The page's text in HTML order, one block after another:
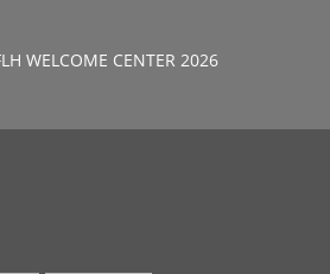
WELCOME CENTER 2026